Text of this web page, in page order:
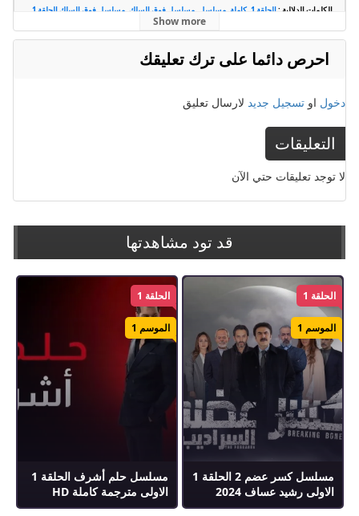
الكلمات الدلالية :الحلقة 1 ,كاملة مسلسل مسلسل فوق السلك مسلسل فوق السلك الحلقة 1
مسلسل فوق السلك حلقة 1
يوتيوب
Show more
احرص دائما على ترك تعليقك
دخول او تسجيل جديد لارسال تعليق
التعليقات
لا توجد تعليقات حتي الآن
قد تود مشاهدتها
مسلسل كسر عضم 2 الحلقة 1
الاولى رشيد عساف 2024
الحلقة 1
الموسم 1
مسلسل حلم أشرف الحلقة 1
الاولى مترجمة كاملة HD
الحلقة 1
الموسم 1